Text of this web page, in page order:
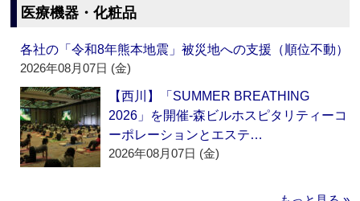
医療機器・化粧品
各社の「令和8年熊本地震」被災地への支援（順位不動）
2026年08月07日 (金)
【西川】「SUMMER BREATHING
2026」を開催‐森ビルホスピタリティーコ
ーポレーションとエステ…
2026年08月07日 (金)